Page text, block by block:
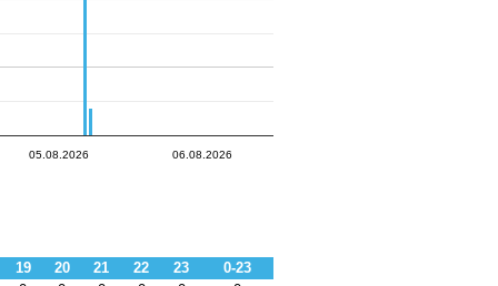
05.08.20…
05.08.20…06.08.20… 06.08.20…06.08.20…
06.08.20…
05.08.2026 06.08.2026
19 20 21 22 23
0-23